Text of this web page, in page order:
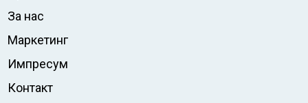
За нас
Маркетинг
Импресум
Контакт